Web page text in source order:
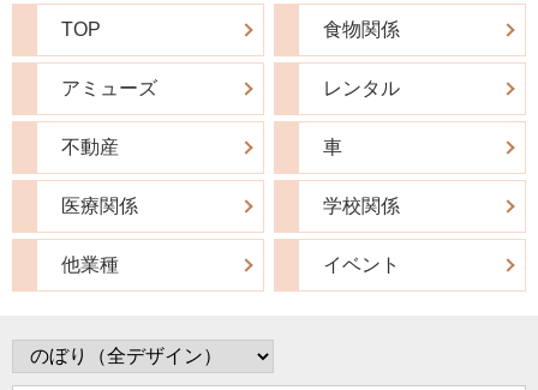
ム
TOP
アミューズ
不動産
医療関係
他業種
食物関係
レンタル
車
学校関係
イベント